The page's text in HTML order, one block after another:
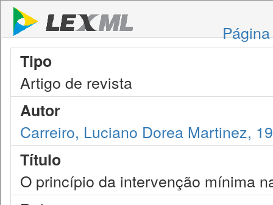
Tipo
Artigo de revista
Autor
Carreiro, Luciano Dorea Martinez,
Título
O princípio da intervenção mínima